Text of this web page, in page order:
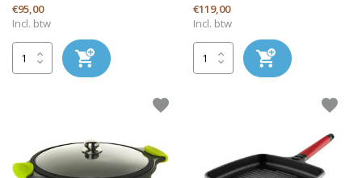
€95,00
Incl. btw
€119,00
Incl. btw